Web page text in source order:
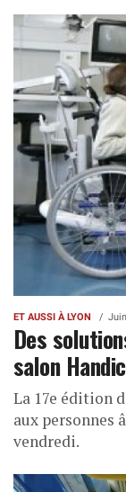
ET AUSSI À LYON
Des
salon
La 17e édition
aux personnes
vendredi.